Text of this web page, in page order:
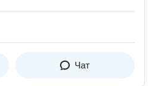
Чат